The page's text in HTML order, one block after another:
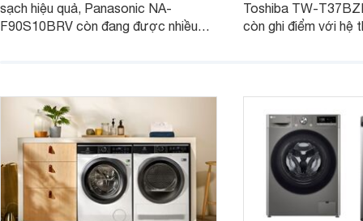
sạch hiệu quả, Panasonic NA-
F90S10BRV còn đang được nhiều
giặt cửa trên 9kg.
Toshiba TW-
còn ghi điểm với hệ
giặt.